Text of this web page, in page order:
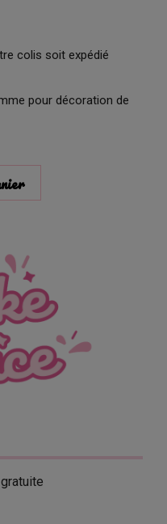
colis soit expédié
pour décoration de